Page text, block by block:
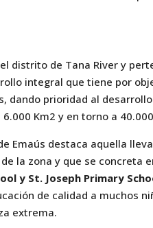
distrito de Tana River y
integral que tiene por
dando prioridad al
Km2 y en torno a
Emaús destaca aquella
la zona y que se concreta
y St. Joseph Primary
de calidad a muchos
extrema.